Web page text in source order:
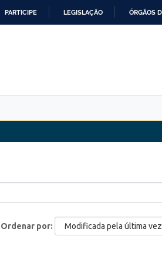
PARTICIPE LEGISLAÇÃO ÓRGÃOS
Ordenar por